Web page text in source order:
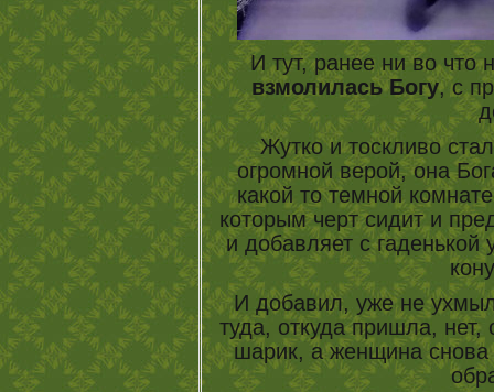
И тут, ранее ни во
взмолилась Богу, с
Жутко и тоскливо
огромной верой, она
какой то темной
которым черт сидит и
и добавляет с
И добавил, уже не
туда, откуда пришла,
шарик, а женщина снова